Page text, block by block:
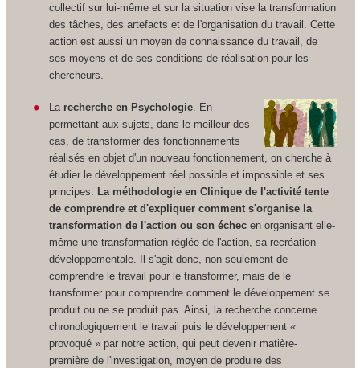
collectif sur lui-même et sur la situation vise la transformation
des tâches, des artefacts et de l'organisation du travail. Cette
action est aussi un moyen de connaissance du travail, de
ses moyens et de ses conditions de réalisation pour les
chercheurs.
La recherche en Psychologie. En
permettant aux sujets, dans le meilleur des
cas, de transformer des fonctionnements
réalisés en objet d'un nouveau fonctionnement, on cherche à
étudier le développement réel possible et impossible et ses
principes. La méthodologie en Clinique de l'activité tente
de comprendre et d'expliquer comment s'organise la
transformation de l'action ou son échec en organisant elle-
même une transformation réglée de l'action, sa recréation
développementale. Il s'agit donc, non seulement de
comprendre le travail pour le transformer, mais de le
transformer pour comprendre comment le développement se
produit ou ne se produit pas. Ainsi, la recherche concerne
chronologiquement le travail puis le développement «
provoqué » par notre action, qui peut devenir matière-
première de l'investigation, moyen de produire des